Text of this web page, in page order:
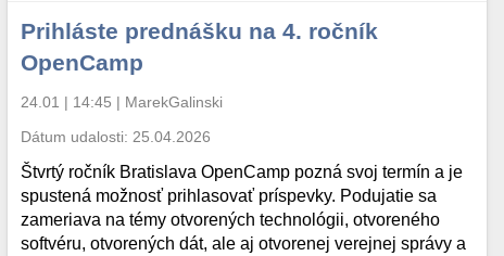
Prihláste prednášku na 4. ročník
OpenCamp
24.01 | 14:45 | MarekGalinski
Dátum udalosti: 25.04.2026
Štvrtý ročník Bratislava OpenCamp pozná svoj termín a je
spustená možnosť prihlasovať príspevky. Podujatie sa
zameriava na témy otvorených technológii, otvoreného
softvéru, otvorených dát, ale aj otvorenej verejnej správy a